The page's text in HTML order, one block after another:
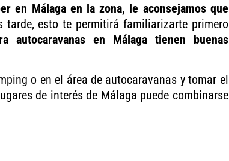
en Málaga en la zona, le aconsejamos que
tarde, esto te permitirá familiarizarte primero
autocaravanas en Málaga tienen buenas
o en el área de autocaravanas y tomar el
de interés de Málaga puede combinarse